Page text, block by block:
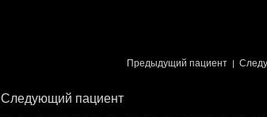
Предыдущий пациент |
Следующий пациент